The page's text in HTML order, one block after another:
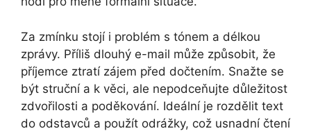
Za zmínku stojí i problém s tónem a délkou
zprávy. Příliš dlouhý e-mail může způsobit, že
příjemce ztratí zájem před dočtením. Snažte se
být struční a k věci, ale nepodceňujte důležitost
zdvořilosti a poděkování. Ideální je rozdělit text
do odstavců a použít odrážky, což usnadní čtení